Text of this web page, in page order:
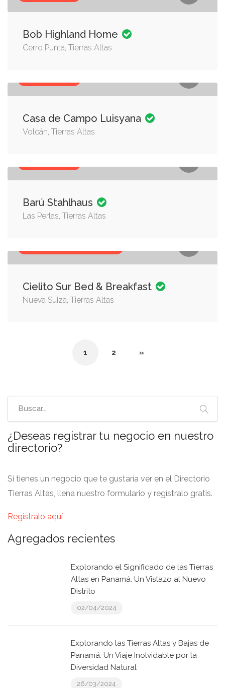
Bob Highland Home
Cerro Punta, Tierras Altas
Casa de Campo Luisyana
Volcán, Tierras Altas
Barú Stahlhaus
Las Perlas, Tierras Altas
Cielito Sur Bed & Breakfast
Nueva Suiza, Tierras Altas
1 2 »
¿Deseas registrar tu negocio en nuestro
directorio?
Si tienes un negocio que te gustaría ver en el Directorio
Tierras Altas, llena nuestro formulario y regístralo gratis.
Regístralo aquí
Agregados recientes
Explorando el Significado de las Tierras
Altas en Panamá: Un Vistazo al Nuevo
Distrito
02/04/2024
Explorando las Tierras Altas y Bajas de
Panamá: Un Viaje Inolvidable por la
Diversidad Natural
26/03/2024